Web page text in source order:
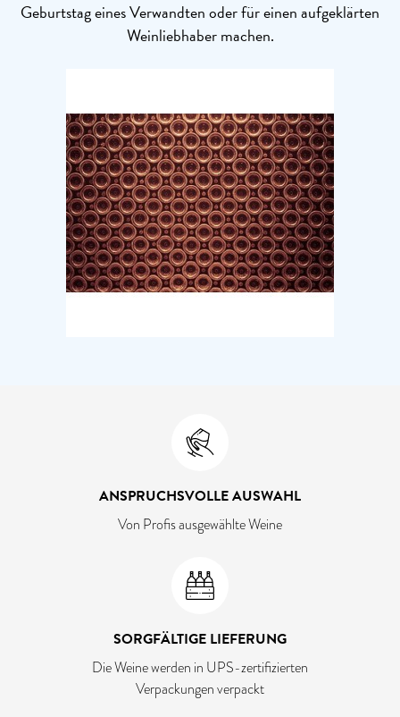
Geburtstag eines Verwandten oder für einen aufgeklärten
Weinliebhaber machen.
ANSPRUCHSVOLLE AUSWAHL
Von Profis ausgewählte Weine
SORGFÄLTIGE LIEFERUNG
Die Weine werden in UPS-zertifizierten
Verpackungen verpackt